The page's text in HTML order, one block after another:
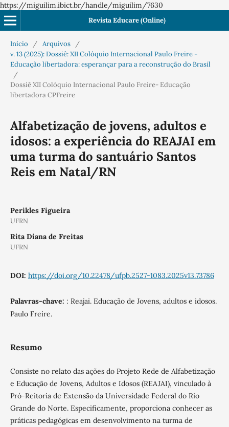
https://miguilim.ibict.br/handle/miguilim/7630
Revista Educare (Online)
Início / Arquivos
/
v. 13 (2025): Dossiê: XII Colóquio Internacional Paulo Freire -
Educação libertadora: esperançar para a reconstrução do Brasil
/
Dossiê XII Colóquio Internacional Paulo Freire- Educação
libertadora CPFreire
Alfabetização de jovens, adultos e
idosos: a experiência do REAJAI em
uma turma do santuário Santos
Reis em Natal/RN
Perikles Figueira
UFRN
Rita Diana de Freitas
UFRN
DOI: https://doi.org/10.22478/ufpb.2527-1083.2025v13.73786
Palavras-chave: : Reajai. Educação de Jovens, adultos e idosos.
Paulo Freire.
Resumo
Consiste no relato das ações do Projeto Rede de Alfabetização
e Educação de Jovens, Adultos e Idosos (REAJAI), vinculado à
Pró-Reitoria de Extensão da Universidade Federal do Rio
Grande do Norte. Especificamente, proporciona conhecer as
práticas pedagógicas em desenvolvimento na turma de